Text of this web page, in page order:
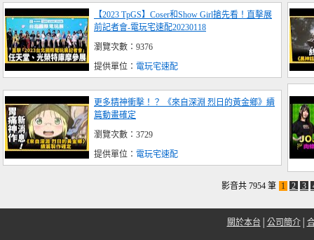
【2023 TpGS】Coser和Show Girl搶先看！直擊展
前記者會-電玩宅速配20230118
瀏覽次數：9376
提供單位： 電玩宅速配
更多精神衝擊！？ 《來自深淵 烈日的黃金鄉》續
篇動畫確定
瀏覽次數：3729
提供單位： 電玩宅速配
影音共 7954 筆 1 2 3
關於本台 公司簡介│